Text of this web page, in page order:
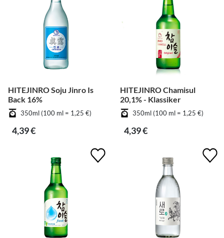
HITEJINRO Soju Jinro Is
Back 16%
350ml (100 ml = 1,25 €)
4,39 €
HITEJINRO Chamisul
20,1% - Klassiker
350ml (100 ml = 1,25 €)
4,39 €